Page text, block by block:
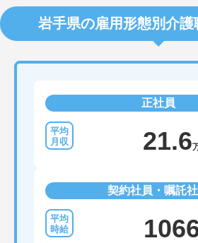
岩手県の雇用形態別介
正社員
21.6
契約社員・嘱託